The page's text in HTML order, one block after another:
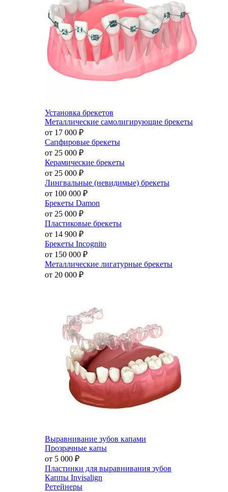
Установка брекетов
Металлические самолигирующие брекеты
от 17 000 ₽
Сапфировые брекеты
от 25 000 ₽
Керамические брекеты
от 25 000 ₽
Лингвальные (невидимые) брекеты
от 100 000 ₽
Брекеты Damon
от 25 000 ₽
Пластиковые брекеты
от 14 900 ₽
Брекеты Incognito
от 150 000 ₽
Металлические лигатурные брекеты
от 20 000 ₽
Выравнивание зубов капами
Прозрачные капы
от 5 000 ₽
Пластинки для выравнивания зубов
Каппы Invisalign
Ретейнеры